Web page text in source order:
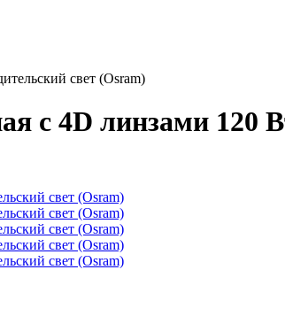
свет (Osram)
с 4D линзами 120